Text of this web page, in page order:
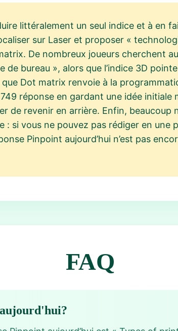
littéralement un seul indice et à en
sur Laser et proposer «
De nombreux joueurs cherchent
bureau », alors que l’indice 3D
Dot matrix renvoie à la
réponse en gardant une idée initiale
de revenir en arrière. Enfin, beaucoup
si vous ne pouvez pas rédiger en une
Pinpoint aujourd’hui n’est pas
FAQ